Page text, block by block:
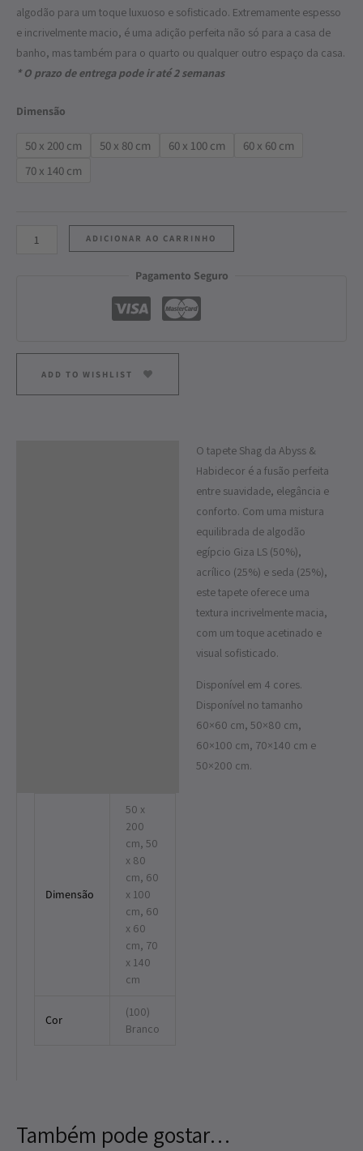
algodão para um toque luxuoso e sofisticado. Extremamente espesso
e incrivelmente macio, é uma adição perfeita não só para a casa de
banho, mas também para o quarto ou qualquer outro espaço da casa.
* O prazo de entrega pode ir até 2 semanas
Dimensão
50 x 200 cm 50 x 80 cm 60 x 100 cm
60 x 60 cm
70 x 140 cm
ADICIONAR AO CARRINHO
Pagamento Seguro
ADD TO WISHLIST
O tapete Shag da Abyss &
Habidecor é a fusão perfeita
entre suavidade, elegância e
conforto. Com uma mistura
equilibrada de algodão
egípcio Giza LS (50%),
acrílico (25%) e seda (25%),
este tapete oferece uma
textura incrivelmente macia,
com um toque acetinado e
visual sofisticado.
Disponível em 4 cores.
Disponível no tamanho
60×60 cm, 50×80 cm,
60×100 cm, 70×140 cm e
50×200 cm.
Dimensão
50 x
200
cm, 50
x 80
cm, 60
x 100
cm, 60
x 60
cm, 70
x 140
cm
Cor
(100)
Branco
Também pode gostar…